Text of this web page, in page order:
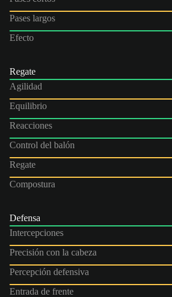
Pases largos
Efecto
Regate
Agilidad
Equilibrio
Reacciones
Control del balón
Regate
Compostura
Defensa
Intercepciones
Precisión con la cabeza
Percepción defensiva
Entrada de frente